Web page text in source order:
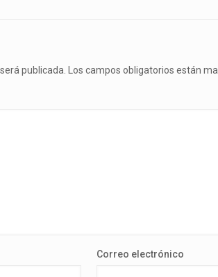
publicada. Los campos obligatorios están
Correo electrónico